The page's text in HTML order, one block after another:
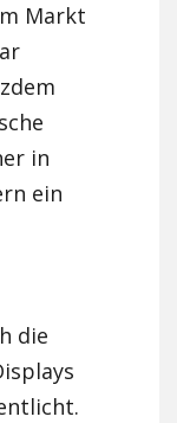
Markt
in
ein
die